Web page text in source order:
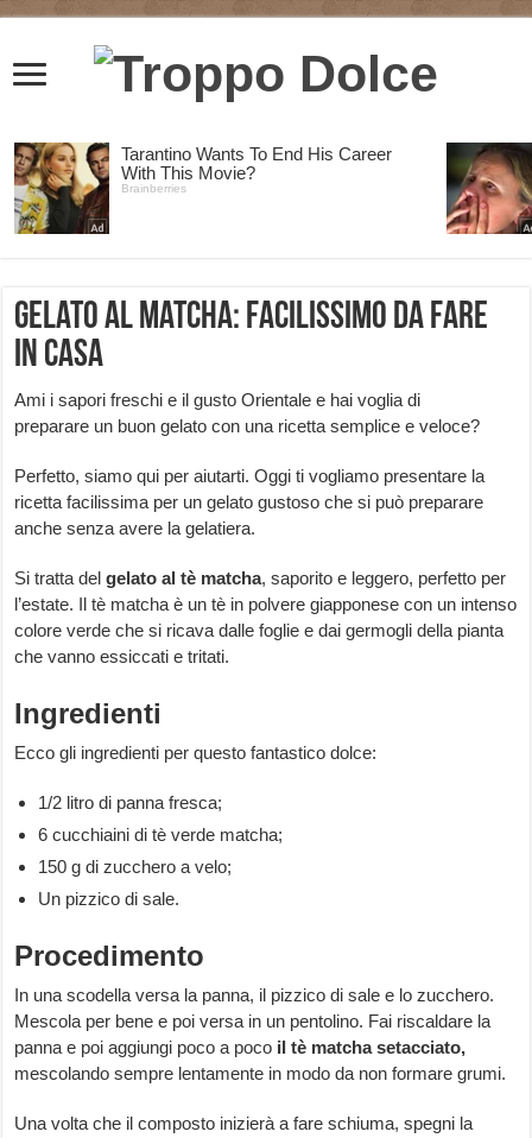
Gelato al matcha: facilissimo da fare
in casa
Ami i sapori freschi e il gusto Orientale e hai voglia di
preparare un buon gelato con una ricetta semplice e veloce?
Perfetto, siamo qui per aiutarti. Oggi ti vogliamo presentare la
ricetta facilissima per un gelato gustoso che si può preparare
anche senza avere la gelatiera.
Si tratta delgelato al tè matcha, saporito e leggero, perfetto per
l’estate. Il tè matcha è un tè in polvere giapponese con un intenso
colore verde che si ricava dalle foglie e dai germogli della pianta
che vanno essiccati e tritati.
Ingredienti
Ecco gli ingredienti per questo fantastico dolce:
1/2 litro di panna fresca;
6 cucchiaini di tè verde matcha;
150 g di zucchero a velo;
Un pizzico di sale.
Procedimento
In una scodella versa la panna, il pizzico di sale e lo zucchero.
Mescola per bene e poi versa in un pentolino. Fai riscaldare la
panna e poi aggiungi poco a poco il tè matcha setacciato,
mescolando sempre lentamente in modo da non formare grumi.
Una volta che il composto inizierà a fare schiuma, spegni la